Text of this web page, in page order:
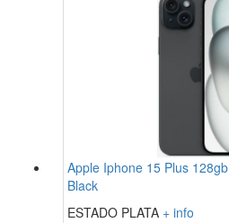
Apple Iphone 15 Plus 128gb
Black
ESTADO PLATA + info